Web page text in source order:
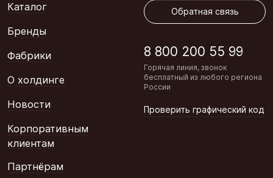
Каталог
Бренды
Фабрики
О холдинге
Новости
Корпоративным
клиентам
Партнёрам
Обратная связь
8 800 200 55 99
Горячая линия, звонок
бесплатный из любого региона
России
Проверить графический код